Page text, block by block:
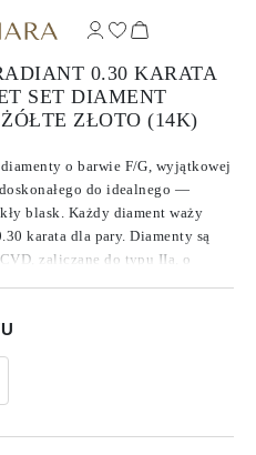
0.30 KARATA
SET DIAMENT
ZŁOTO (14K)
o barwie F/G, wyjątkowej
do idealnego —
blask. Każdy diament waży
karata dla pary. Diamenty są
zaliczane do typu IIa, o
czystym, jasnym blaskiem.
pewne i wygodne
w klasycznym koszyczku, szlif
oferując wyrafinowaną